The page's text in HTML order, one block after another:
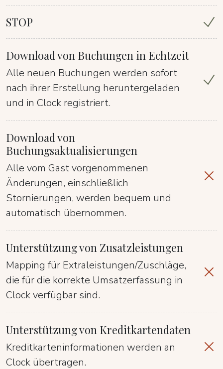
STOP
Download von Buchungen in Echtzeit
Alle neuen Buchungen werden sofort
nach ihrer Erstellung heruntergeladen
und in Clock registriert.
Download von
Buchungsaktualisierungen
Alle vom Gast vorgenommenen
Änderungen, einschließlich
Stornierungen, werden bequem und
automatisch übernommen.
Unterstützung von Zusatzleistungen
Mapping für Extraleistungen/Zuschläge,
die für die korrekte Umsatzerfassung in
Clock verfügbar sind.
Unterstützung von Kreditkartendaten
Kreditkarteninformationen werden an
Clock übertragen.